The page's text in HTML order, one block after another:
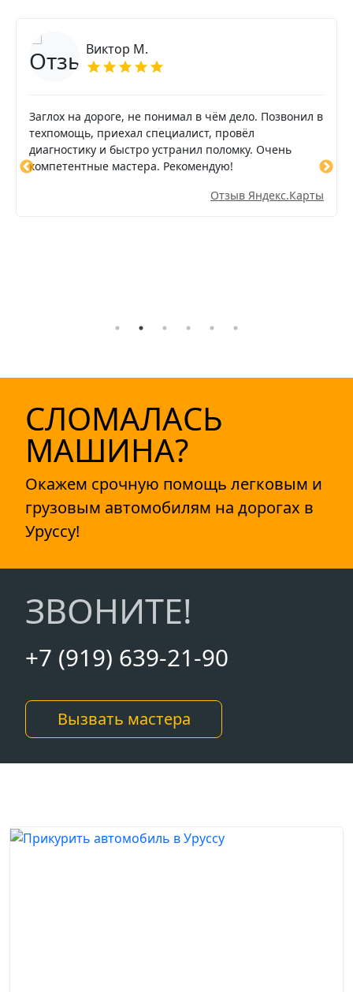
Виктор М.
Заглох на дороге, не понимал в чём дело. Позвонил в
техпомощь, приехал специалист, провёл
диагностику и быстро устранил поломку. Очень
компетентные мастера. Рекомендую!
Отзыв Яндекс.Карты
СЛОМАЛАСЬ
МАШИНА?
Окажем срочную помощь легковым и
грузовым автомобилям на дорогах в
Уруссу!
ЗВОНИТЕ!
+7 (919) 639-21-90
Вызвать мастера